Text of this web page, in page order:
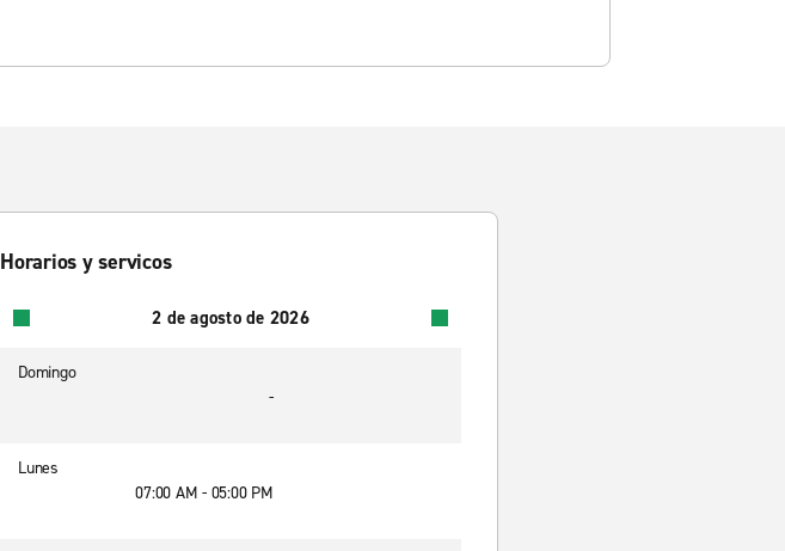
Horarios y servicos
2 de agosto de 2026
Domingo
-
Lunes
07:00 AM - 05:00 PM